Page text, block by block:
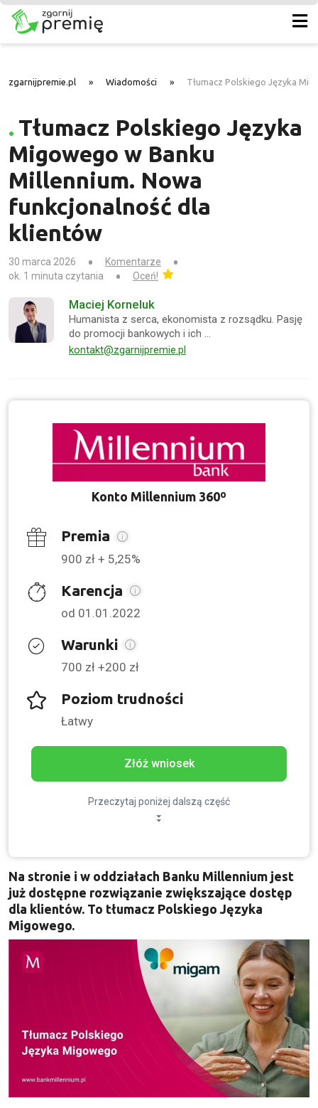
zgarnijpremie.pl » Wiadomości » Tłumacz Polskiego Języka
Tłumacz Polskiego Języka
Migowego w Banku
Millennium. Nowa
funkcjonalność dla
klientów
30 marca 2026
Komentarze
ok. 1 minuta czytania
Oceń!
Maciej Korneluk
Humanista z serca, ekonomista z rozsądku. Pasję
do promocji bankowych i ich …
kontakt@zgarnijpremie.pl
Konto Millennium 360º
Premia
900 zł + 5,25%
Karencja
od 01.01.2022
Warunki
700 zł +200 zł
Poziom trudności
Łatwy
Złóż wniosek
Przeczytaj poniżej dalszą część
Na stronie i w oddziałach Banku Millennium jest
już dostępne rozwiązanie zwiększające dostęp
dla klientów. To tłumacz Polskiego Języka
Migowego.